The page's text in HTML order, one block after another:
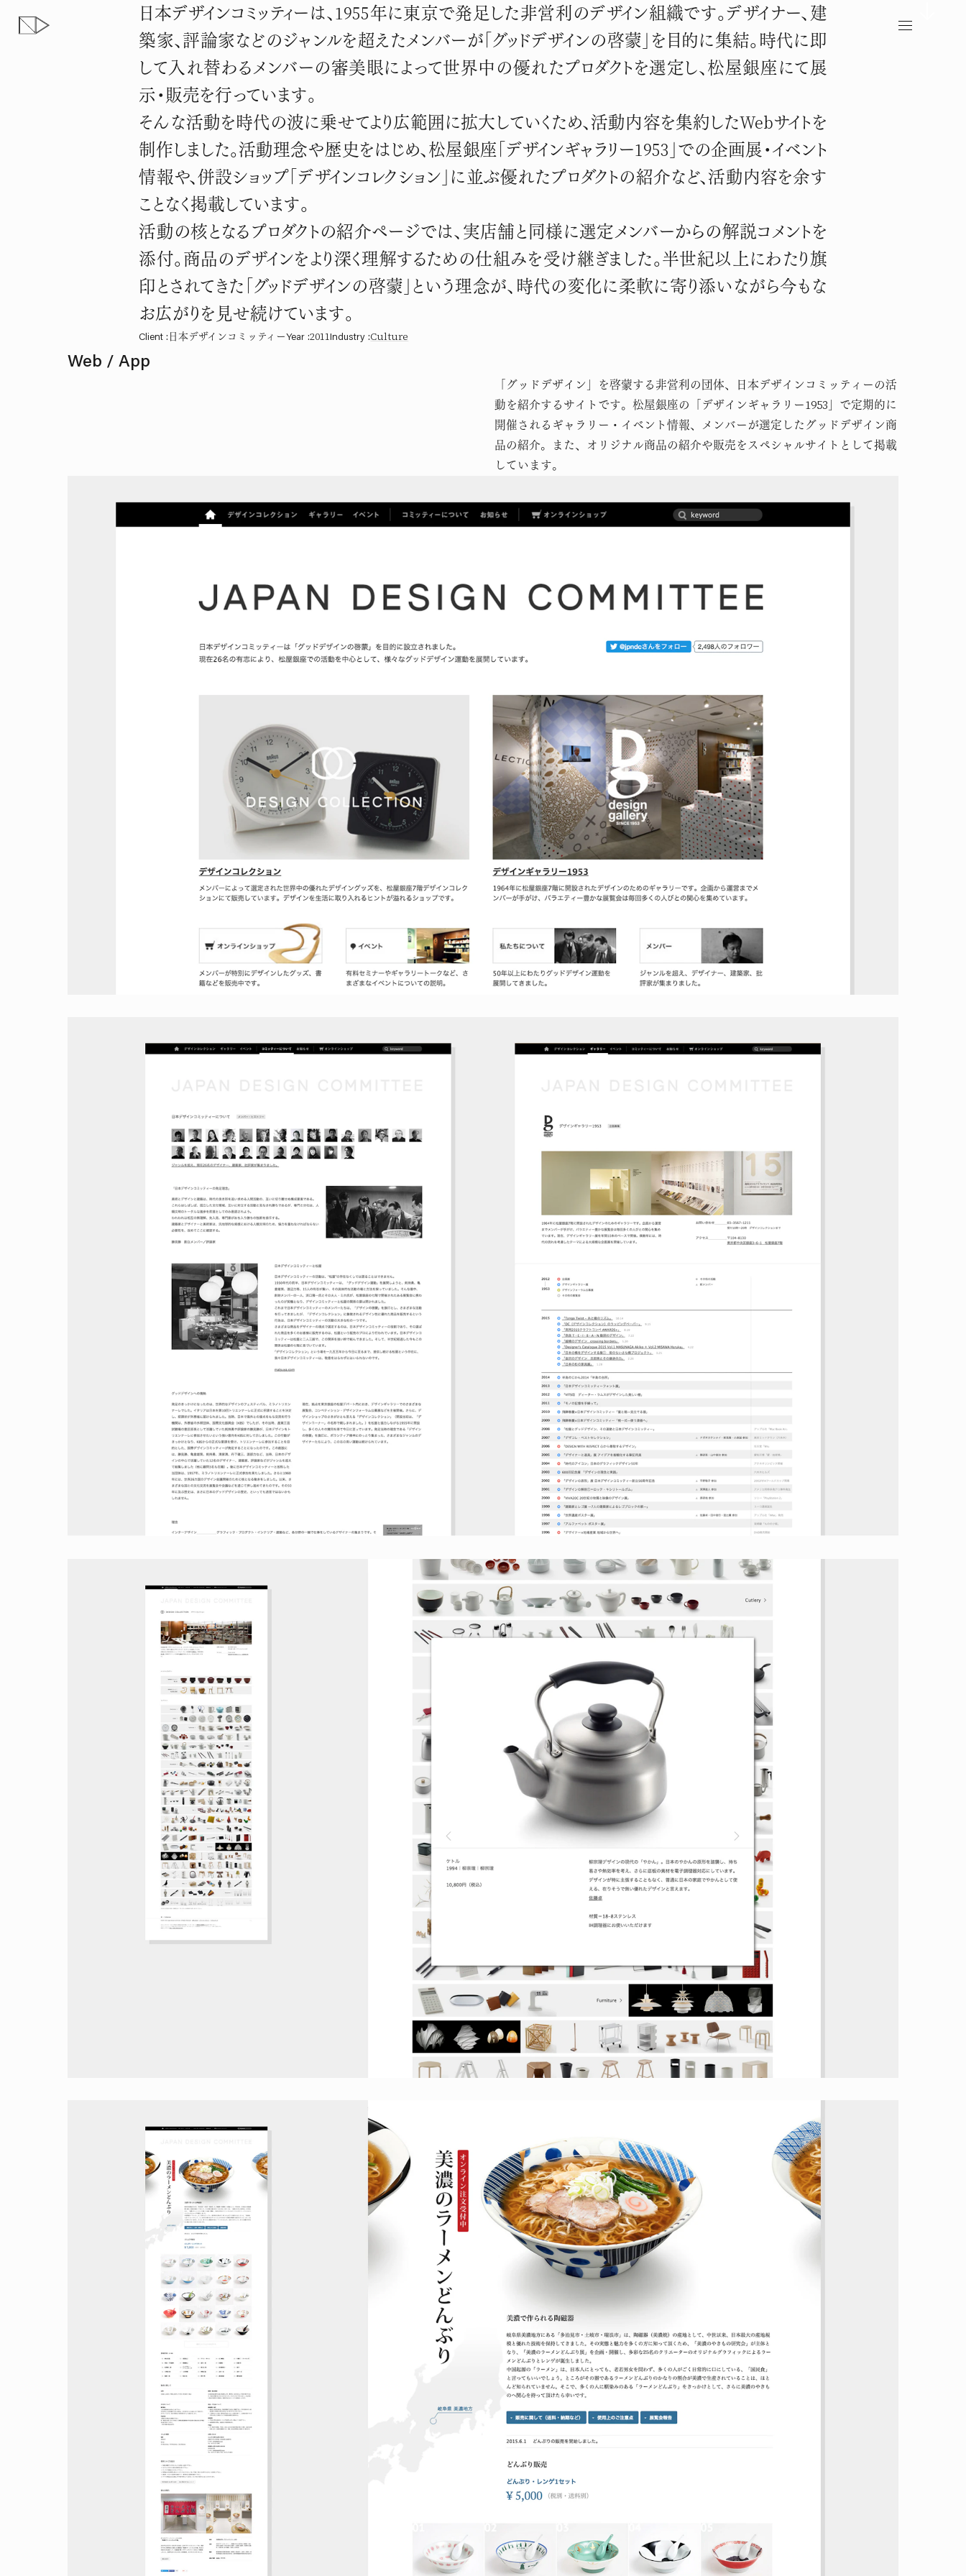
JAPAN DESIGN COMMITTEE
グッドデザインを、広く、遠くへ。
日本デザインコミッティーは、1955年に東京で発足した非営利のデザイン組織です。デザイナー、建
築家、評論家などのジャンルを超えたメンバーが「グッドデザインの啓蒙」を目的に集結。時代に即
して入れ替わるメンバーの審美眼によって世界中の優れたプロダクトを選定し、松屋銀座にて展
示・販売を行っています。
そんな活動を時代の波に乗せてより広範囲に拡大していくため、活動内容を集約したWebサイトを
制作しました。活動理念や歴史をはじめ、松屋銀座「デザインギャラリー1953」での企画展・イベント
情報や、併設ショップ「デザインコレクション」に並ぶ優れたプロダクトの紹介など、活動内容を余す
ことなく掲載しています。
活動の核となるプロダクトの紹介ページでは、実店舗と同様に選定メンバーからの解説コメントを
添付。商品のデザインをより深く理解するための仕組みを受け継ぎました。半世紀以上にわたり旗
印とされてきた「グッドデザインの啓蒙」という理念が、時代の変化に柔軟に寄り添いながら今もな
お広がりを見せ続けています。
Client: 日本デザインコミッティーYear:2011Industry:Culture
Web / App
「グッドデザイン」を啓蒙する非営利の団体、日本デザインコミッティーの活
動を紹介するサイトです。松屋銀座の「デザインギャラリー1953」で定期的に
開催されるギャラリー・イベント情報、メンバーが選定したグッドデザイン商
品の紹介。また、オリジナル商品の紹介や販売をスペシャルサイトとして掲載
しています。